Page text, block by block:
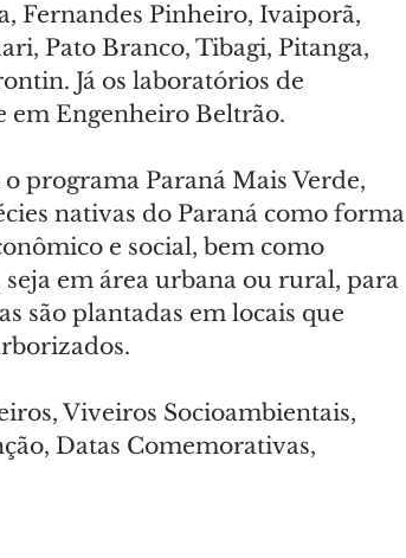
Fernandes Pinheiro, Ivaiporã,
Pato Branco, Tibagi, Pitanga,
Já os laboratórios de
em Engenheiro Beltrão.
programa Paraná Mais Verde,
nativas do Paraná como forma
e social, bem como
em área urbana ou rural, para
são plantadas em locais que
Viveiros Socioambientais,
Datas Comemorativas,